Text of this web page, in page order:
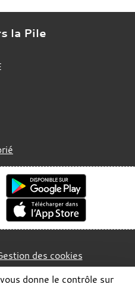
la Pile
des cookies
donne le contrôle sur